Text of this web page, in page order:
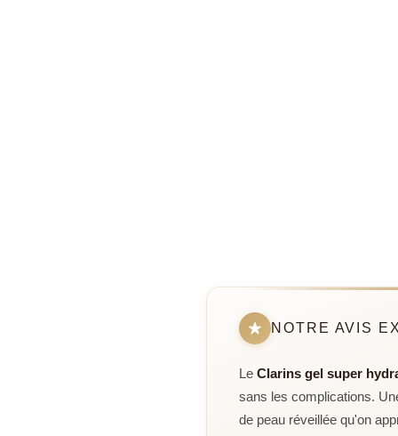
NOTRE AVIS
Le Clarins gel super
sans les complications.
de peau réveillée qu'on